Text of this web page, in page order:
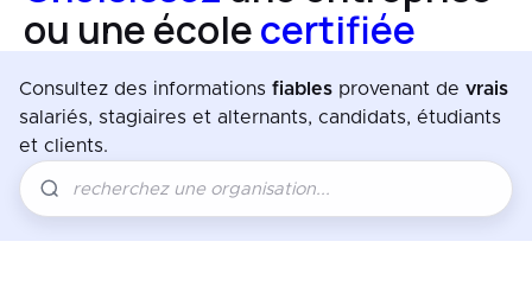
ou une écolecertifiée
Consultez des informations fiables provenant de vrais
salariés, stagiaires et alternants, candidats, étudiants
et clients.